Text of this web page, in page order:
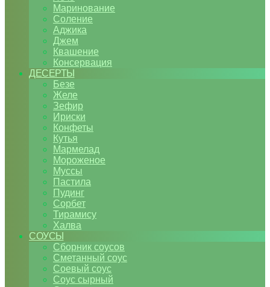
Маринование
Соление
Аджика
Джем
Квашение
Консервация
ДЕСЕРТЫ
Безе
Желе
Зефир
Ириски
Конфеты
Кутья
Мармелад
Мороженое
Муссы
Пастила
Пудинг
Сорбет
Тирамису
Халва
СОУСЫ
Сборник соусов
Сметанный соус
Соевый соус
Соус сырный